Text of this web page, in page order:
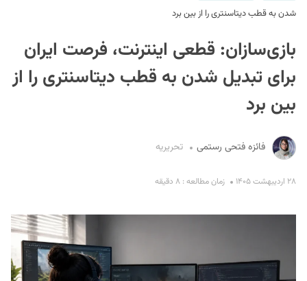
شدن به قطب دیتاسنتری را از بین برد
بازی‌سازان: قطعی اینترنت، فرصت ایران
برای تبدیل شدن به قطب دیتاسنتری را از
بین برد
فائزه فتحی رستمی تحریریه
۲۸ اردیبهشت ۱۴۰۵ زمان مطالعه : ۸ دقیقه